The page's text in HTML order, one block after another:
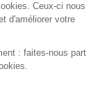
Ceux-ci nous
d'améliorer votre
: faites-nous part
avantages